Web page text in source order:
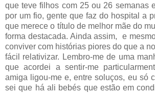
que teve filhos com 25 ou 26 semanas
por um fio, gente que faz do hospital a
que merece o título de melhor mãe do
forma destacada. Ainda assim, e
conviver com histórias piores do que a
fácil relativizar. Lembro-me de uma
que acordei a sentir-me
amiga ligou-me e, entre soluços, eu só
sei que há ali bebés que estão em